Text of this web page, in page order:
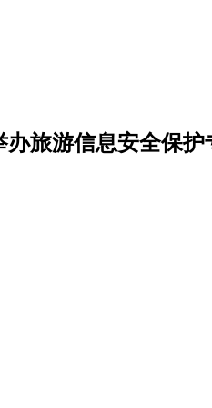
办旅游信息安全保护